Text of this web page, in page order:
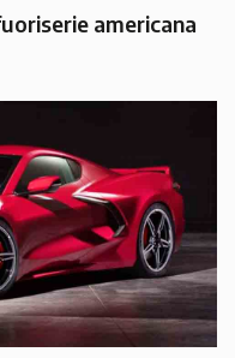
americana